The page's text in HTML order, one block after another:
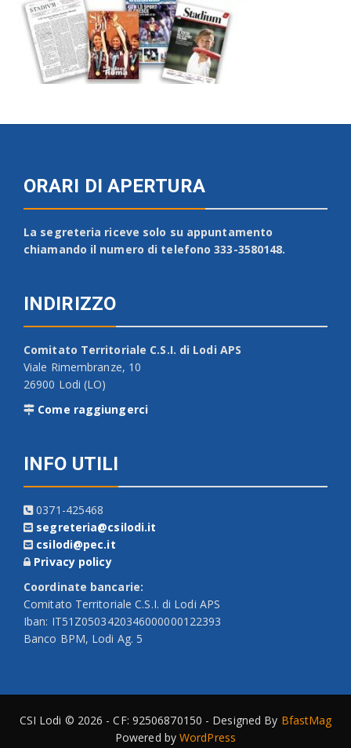
ORARI DI APERTURA
La segreteria riceve solo su appuntamento
chiamando il numero di telefono 333-3580148.
INDIRIZZO
Comitato Territoriale C.S.I. di Lodi APS
Viale Rimembranze, 10
26900 Lodi (LO)
Come raggiungerci
INFO UTILI
0371-425468
segreteria@csilodi.it
csilodi@pec.it
Privacy policy
Coordinate bancarie:
Comitato Territoriale C.S.I. di Lodi APS
Iban: IT51Z0503420346000000122393
Banco BPM, Lodi Ag. 5
CSI Lodi © 2026 - CF: 92506870150 - Designed By BfastMag
Powered byWordPress